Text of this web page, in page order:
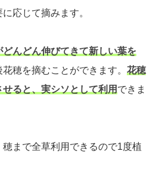
応じて摘みます。
んどん伸びてきて新しい葉を
花穂を摘むことができます。 花穂
ると、実シソとして利用 できま
まで全草利用できるので1度植